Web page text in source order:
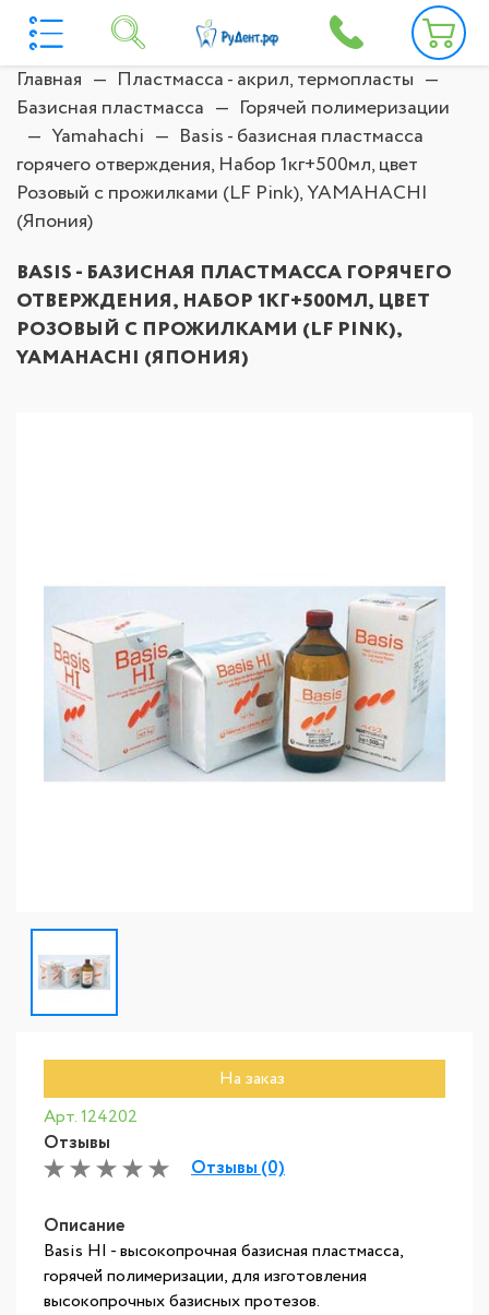
Главная
Пластмасса - акрил, термопласты
Базисная пластмасса
Горячей полимеризации
Yamahachi
Basis - базисная пластмасса
горячего отверждения, Набор 1кг+500мл, цвет
Розовый с прожилками (LF Pink), YAMAHACHI
(Япония)
BASIS - БАЗИСНАЯ ПЛАСТМАССА ГОРЯЧЕГО
ОТВЕРЖДЕНИЯ, НАБОР 1КГ+500МЛ, ЦВЕТ
РОЗОВЫЙ С ПРОЖИЛКАМИ (LF PINK),
YAMAHACHI (ЯПОНИЯ)
На заказ
Арт. 124202
Отзывы
Отзывы (0)
Описание
Basis HI - высокопрочная базисная пластмасса,
горячей полимеризации, для изготовления
высокопрочных базисных протезов.